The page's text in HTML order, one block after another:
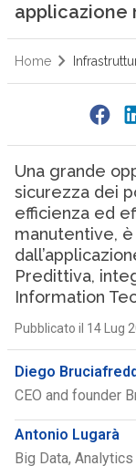
applicazione
Home
Una grande
sicurezza dei
efficienza ed
manutentive,
Predittiva,
Information
Pubblicato il 14 Lug
Diego
CEO and founder
Antonio Lugarà
Big Data,